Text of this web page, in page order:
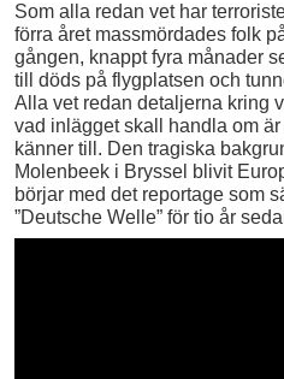
Som alla redan vet har
förra året massmördades folk
gången, knappt fyra månader
till döds på flygplatsen och
Alla vet redan detaljerna kring
vad inlägget skall handla om
känner till. Den tragiska
Molenbeek i Bryssel blivit
börjar med det reportage som
”Deutsche Welle” för tio år